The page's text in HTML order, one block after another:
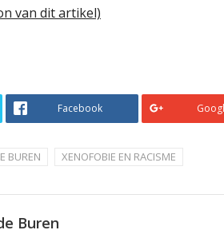
van dit artikel)
Facebook
BUREN XENOFOBIE EN RACISME
Buren